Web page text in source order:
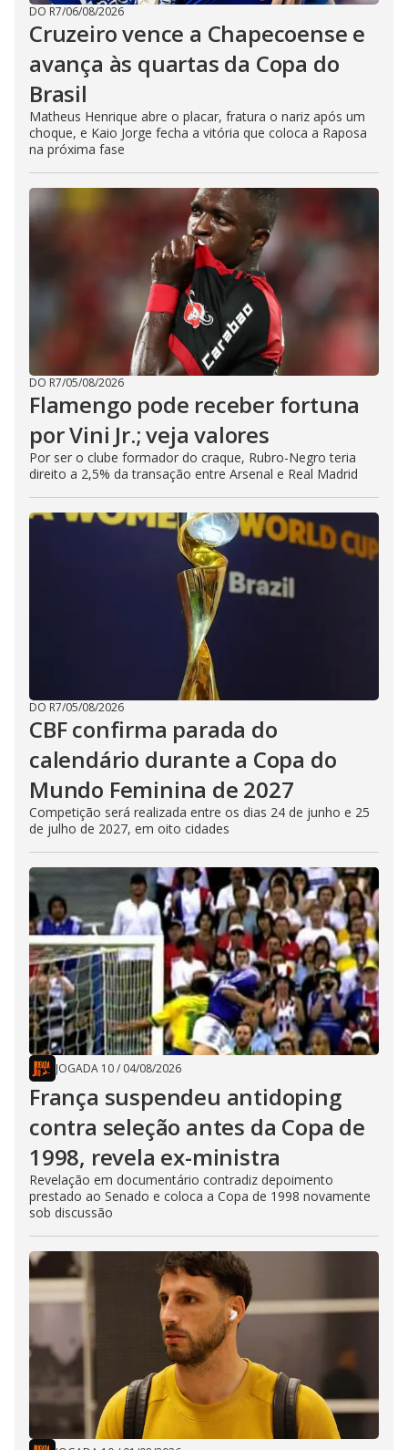
DO R7/06/08/2026
Cruzeiro vence a Chapecoense e
avança às quartas da Copa do
Brasil
Matheus Henrique abre o placar, fratura o nariz após um
choque, e Kaio Jorge fecha a vitória que coloca a Raposa
na próxima fase
DO R7/05/08/2026
Flamengo pode receber fortuna
por Vini Jr.; veja valores
Por ser o clube formador do craque, Rubro-Negro teria
direito a 2,5% da transação entre Arsenal e Real Madrid
DO R7/05/08/2026
CBF confirma parada do
calendário durante a Copa do
Mundo Feminina de 2027
Competição será realizada entre os dias 24 de junho e 25
de julho de 2027, em oito cidades
JOGADA 10/ 04/08/2026
França suspendeu antidoping
contra seleção antes da Copa de
1998, revela ex-ministra
Revelação em documentário contradiz depoimento
prestado ao Senado e coloca a Copa de 1998 novamente
sob discussão